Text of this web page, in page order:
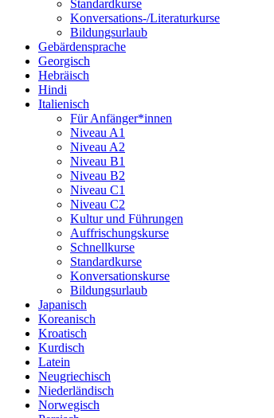
Standardkurse
Konversations-/Literaturkurse
Bildungsurlaub
Gebärdensprache
Georgisch
Hebräisch
Hindi
Italienisch
Für Anfänger*innen
Niveau A1
Niveau A2
Niveau B1
Niveau B2
Niveau C1
Niveau C2
Kultur und Führungen
Auffrischungskurse
Schnellkurse
Standardkurse
Konversationskurse
Bildungsurlaub
Japanisch
Koreanisch
Kroatisch
Kurdisch
Latein
Neugriechisch
Niederländisch
Norwegisch